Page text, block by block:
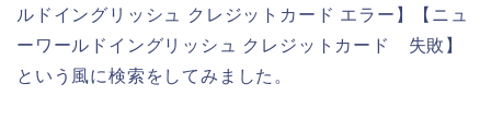
ルドイングリッシュ クレジットカード エラー】【ニュ
ーワールドイングリッシュ クレジットカード 失敗】
という風に検索をしてみました。